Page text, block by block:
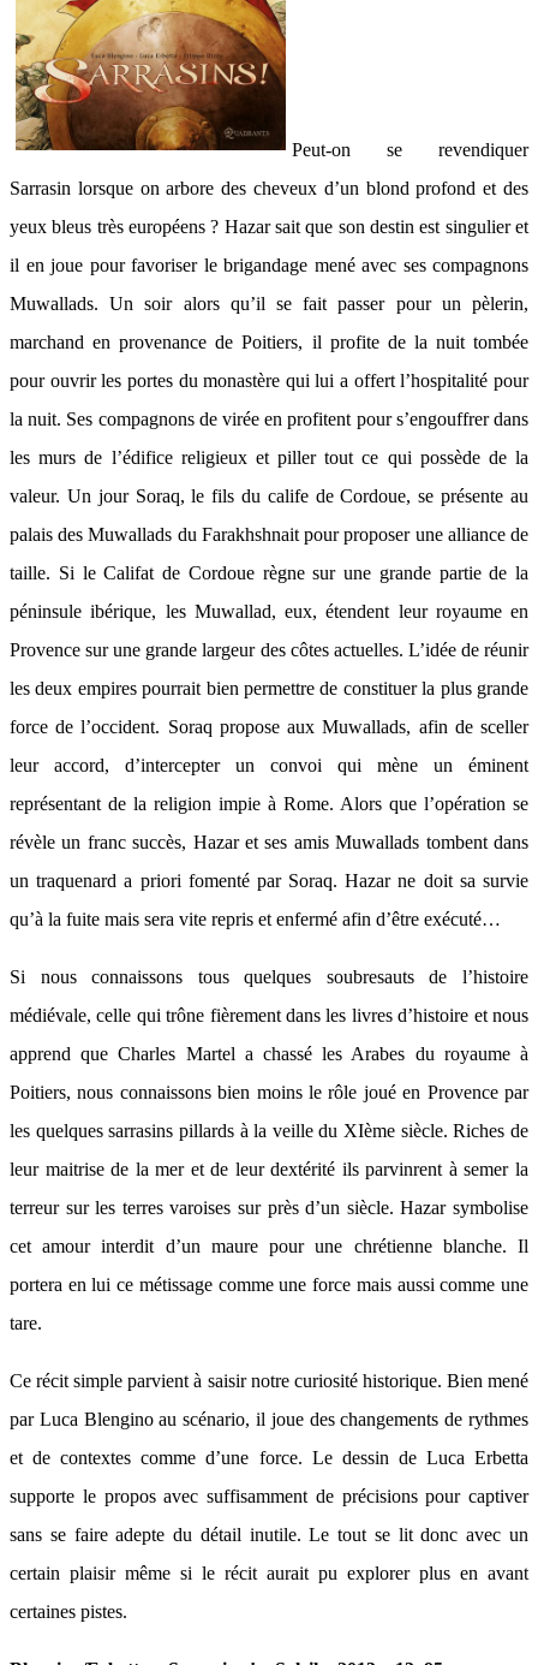
Peut-on se revendiquer
Sarrasin lorsque on arbore des cheveux d’un blond profond et des
yeux bleus très européens ? Hazar sait que son destin est singulier et
il en joue pour favoriser le brigandage mené avec ses compagnons
Muwallads. Un soir alors qu’il se fait passer pour un pèlerin,
marchand en provenance de Poitiers, il profite de la nuit tombée
pour ouvrir les portes du monastère qui lui a offert l’hospitalité pour
la nuit. Ses compagnons de virée en profitent pour s’engouffrer dans
les murs de l’édifice religieux et piller tout ce qui possède de la
valeur. Un jour Soraq, le fils du calife de Cordoue, se présente au
palais des Muwallads du Farakhshnait pour proposer une alliance de
taille. Si le Califat de Cordoue règne sur une grande partie de la
péninsule ibérique, les Muwallad, eux, étendent leur royaume en
Provence sur une grande largeur des côtes actuelles. L’idée de réunir
les deux empires pourrait bien permettre de constituer la plus grande
force de l’occident. Soraq propose aux Muwallads, afin de sceller
leur accord, d’intercepter un convoi qui mène un éminent
représentant de la religion impie à Rome. Alors que l’opération se
révèle un franc succès, Hazar et ses amis Muwallads tombent dans
un traquenard a priori fomenté par Soraq. Hazar ne doit sa survie
qu’à la fuite mais sera vite repris et enfermé afin d’être exécuté…
Si nous connaissons tous quelques soubresauts de l’histoire
médiévale, celle qui trône fièrement dans les livres d’histoire et nous
apprend que Charles Martel a chassé les Arabes du royaume à
Poitiers, nous connaissons bien moins le rôle joué en Provence par
les quelques sarrasins pillards à la veille du XIème siècle. Riches de
leur maitrise de la mer et de leur dextérité ils parvinrent à semer la
terreur sur les terres varoises sur près d’un siècle. Hazar symbolise
cet amour interdit d’un maure pour une chrétienne blanche. Il
portera en lui ce métissage comme une force mais aussi comme une
tare.
Ce récit simple parvient à saisir notre curiosité historique. Bien mené
par Luca Blengino au scénario, il joue des changements de rythmes
et de contextes comme d’une force. Le dessin de Luca Erbetta
supporte le propos avec suffisamment de précisions pour captiver
sans se faire adepte du détail inutile. Le tout se lit donc avec un
certain plaisir même si le récit aurait pu explorer plus en avant
certaines pistes.